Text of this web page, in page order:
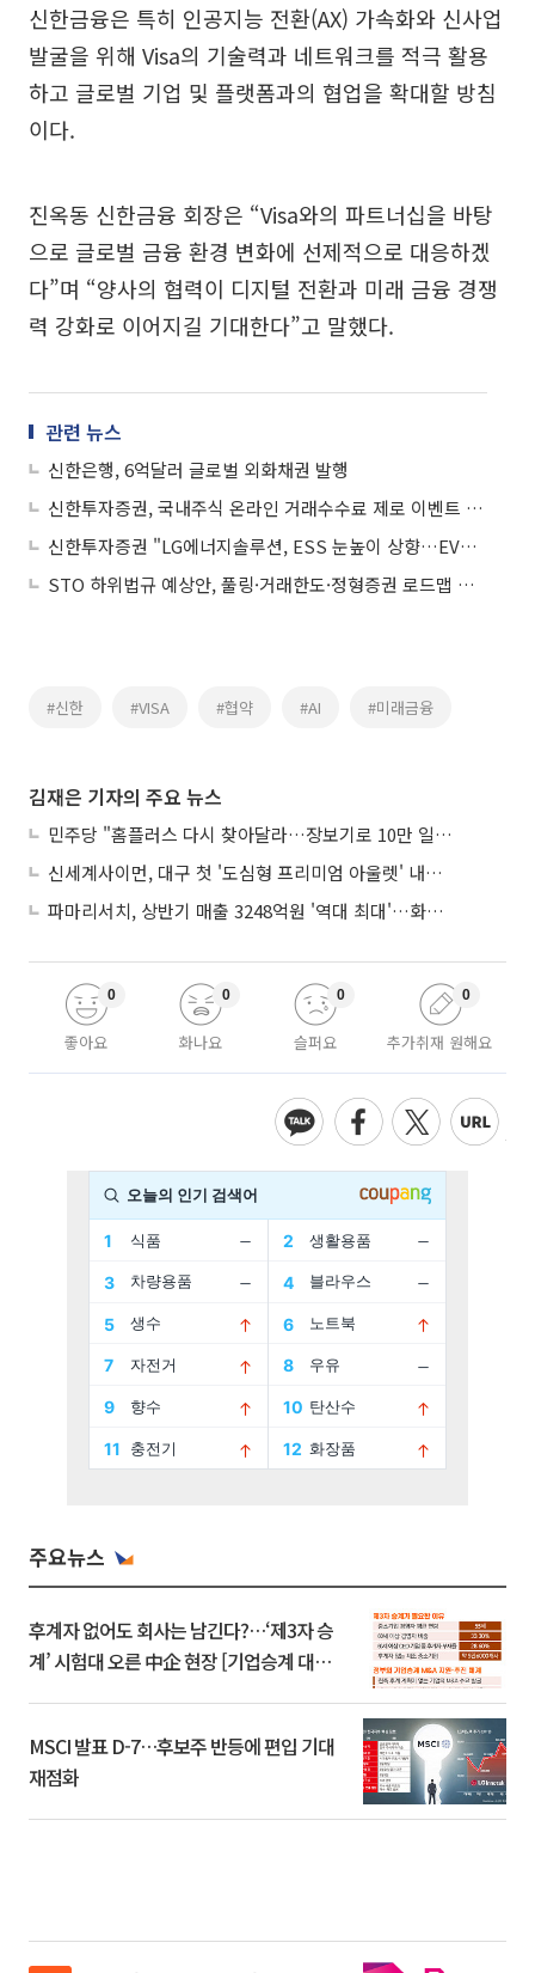
신한금융은 특히 인공지능 전환(AX) 가속화와 신사업
발굴을 위해 Visa의 기술력과 네트워크를 적극 활용
하고 글로벌 기업 및 플랫폼과의 협업을 확대할 방침
이다.
진옥동 신한금융 회장은 “Visa와의 파트너십을 바탕
으로 글로벌 금융 환경 변화에 선제적으로 대응하겠
다”며 “양사의 협력이 디지털 전환과 미래 금융 경쟁
력 강화로 이어지길 기대한다”고 말했다.
관련 뉴스
신한은행, 6억달러 글로벌 외화채권 발행
신한투자증권, 국내주식 온라인 거래수수료 제로 이벤트 실시
신한투자증권 "LG에너지솔루션, ESS 눈높이 상향…EV는 상저하고 흐름"
STO 하위법규 예상안, 풀링·거래한도·정형증권 로드맵 제시
#신한 #VISA #협약 #AI #미래금융
김재은 기자의 주요 뉴스
민주당 "홈플러스 다시 찾아달라…장보기로 10만 일자리 지켜야"
신세계사이먼, 대구 첫 '도심형 프리미엄 아울렛' 내후년 상륙
파마리서치, 상반기 매출 3248억원 '역대 최대'…화장품 수출 92%↑
좋아요
0
화나요
0
슬퍼요
0
추가취재 원해요
0
주요뉴스
후계자 없어도 회사는 남긴다?…‘제3자 승
계’ 시험대 오른 中企 현장 [기업승계 대전
MSCI 발표 D-7…후보주 반등에 편입 기대
재점화